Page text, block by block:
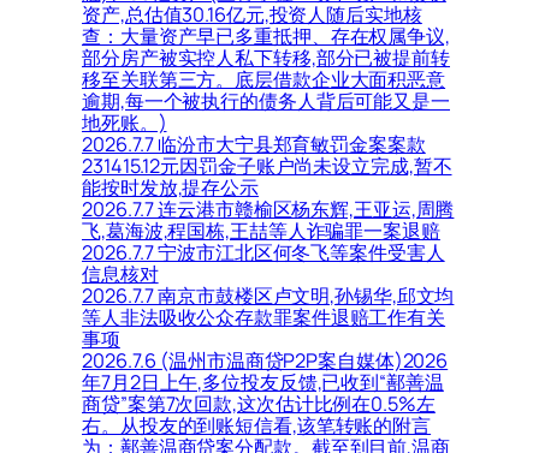
资产,总估值30.16亿元,投资人随后实地核
查：大量资产早已多重抵押、存在权属争议,
部分房产被实控人私下转移,部分已被提前转
移至关联第三方。底层借款企业大面积恶意
逾期,每一个被执行的债务人背后可能又是一
地死账。)
2026.7.7 临汾市大宁县郑育敏罚金案案款
231415.12元因罚金子账户尚未设立完成,暂不
能按时发放,提存公示
2026.7.7 连云港市赣榆区杨东辉,王亚运,周腾
飞,葛海波,程国栋,王喆等人诈骗罪一案退赔
2026.7.7 宁波市江北区何冬飞等案件受害人
信息核对
2026.7.7 南京市鼓楼区卢文明,孙锡华,邱文均
等人非法吸收公众存款罪案件退赔工作有关
事项
2026.7.6 (温州市温商贷P2P案自媒体)2026
年7月2日上午,多位投友反馈,已收到“鄯善温
商贷”案第7次回款,这次估计比例在0.5%左
右。从投友的到账短信看,该笔转账的附言
为：鄯善温商贷案分配款。截至到目前,温商